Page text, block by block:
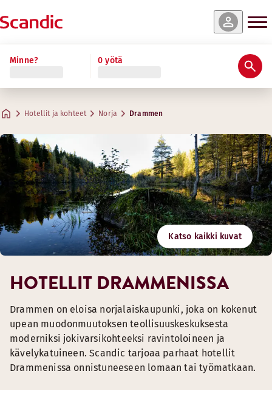
Minne? 0 yötä
Hotellit ja kohteet Norja Drammen
Katso kaikki kuvat
HOTELLIT DRAMMENISSA
Drammen on eloisa norjalaiskaupunki, joka on kokenut
upean muodonmuutoksen teollisuuskeskuksesta
moderniksi jokivarsikohteeksi ravintoloineen ja
kävelykatuineen. Scandic tarjoaa parhaat hotellit
Drammenissa onnistuneeseen lomaan tai työmatkaan.